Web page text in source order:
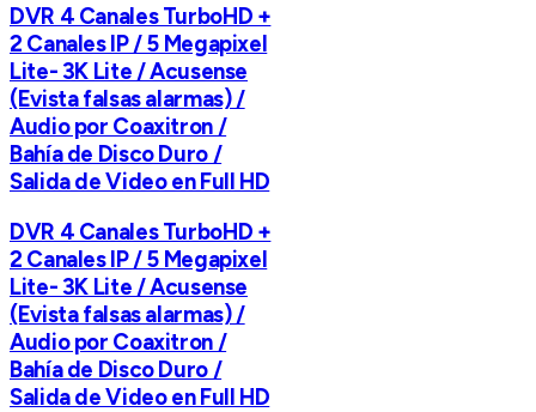
DVR 4 Canales TurboHD +
2 Canales IP / 5 Megapixel
Lite- 3K Lite / Acusense
(Evista falsas alarmas) /
Audio por Coaxitron /
Bahía de Disco Duro /
Salida de Video en Full HD
DVR 4 Canales TurboHD +
2 Canales IP / 5 Megapixel
Lite- 3K Lite / Acusense
(Evista falsas alarmas) /
Audio por Coaxitron /
Bahía de Disco Duro /
Salida de Video en Full HD